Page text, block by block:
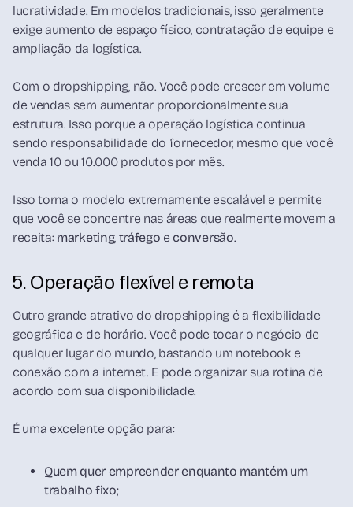
lucratividade. Em modelos tradicionais, isso geralmente
exige aumento de espaço físico, contratação de equipe e
ampliação da logística.
Com o dropshipping, não. Você pode crescer em volume
de vendas sem aumentar proporcionalmente sua
estrutura. Isso porque a operação logística continua
sendo responsabilidade do fornecedor, mesmo que você
venda 10 ou 10.000 produtos por mês.
Isso torna o modelo extremamente escalável e permite
que você se concentre nas áreas que realmente movem a
receita: marketing, tráfego e conversão.
5. Operação flexível e remota
Outro grande atrativo do dropshipping é a flexibilidade
geográfica e de horário. Você pode tocar o negócio de
qualquer lugar do mundo, bastando um notebook e
conexão com a internet. E pode organizar sua rotina de
acordo com sua disponibilidade.
É uma excelente opção para:
Quem quer empreender enquanto mantém um
trabalho fixo;